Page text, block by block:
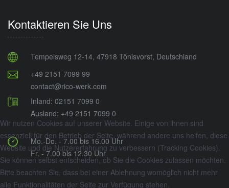
Kontaktieren Sie Uns
Tempelsweg 12-14, 47918 Tönisvorst, Deutschland
+49 2151 7099 99
contact@rico-werk.com
Inland: 02151 7099 0
Ausland: +49 2151 7099 0
Mo.-Do. - 7.00 bis 16.00 Uhr
Fr. - 7.00 bis 12.30 Uhr
Wir nutzen Cookies auf unserer Website. Einige von ihnen sind
essenziell für den Betrieb der Seite, während andere uns helfen, diese
Website und die Nutzererfahrung zu verbessern (Tracking Cookies).
Sie können selbst entscheiden, ob Sie die Cookies zulassen möchten.
Bitte beachten Sie, dass bei einer Ablehnung womöglich nicht mehr
alle Funktionalitäten der Seite zur Verfügung stehen.